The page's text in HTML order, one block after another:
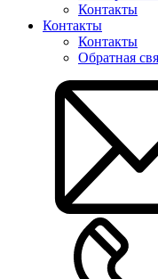
Контакты
Контакты
Контакты
Обратная